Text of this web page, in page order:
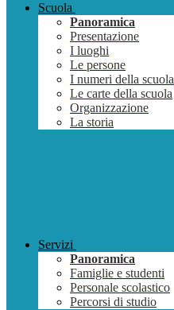
Scuola
Panoramica
Presentazione
I luoghi
Le persone
I numeri della scuola
Le carte della scuola
Organizzazione
La storia
Servizi
Panoramica
Famiglie e studenti
Personale scolastico
Percorsi di studio